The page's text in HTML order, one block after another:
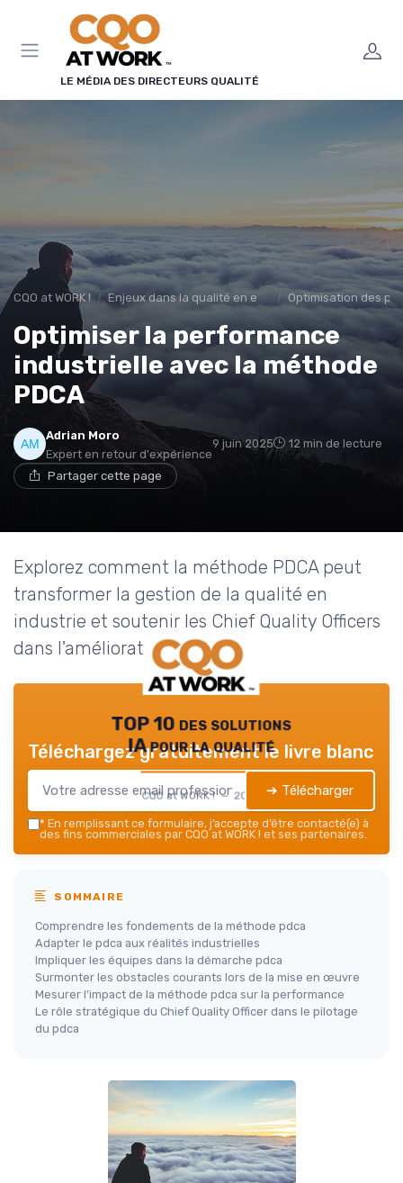
LE MÉDIA DES DIRECTEURS QUALITÉ
CQO at WORK ! Enjeux dans la qualité en entreprise Optimisation des
Optimiser la performance
industrielle avec la méthode
PDCA
Adrian Moro
Expert en retour d'expérience
9 juin 2025 12 min de lecture
Partager cette page
Explorez comment la méthode PDCA peut
transformer la gestion de la qualité en
industrie et soutenir les Chief Quality Officers
dans l'amélioration continue.
TOP 10 des solutions
IA pour la qualité
CQO at WORK ! — 2026
Téléchargez gratuitement le livre blanc
➔ Télécharger
* En remplissant ce formulaire, j’accepte d’être contacté(e) à
des fins commerciales par CQO at WORK ! et ses partenaires.
SOMMAIRE
Comprendre les fondements de la méthode pdca
Adapter le pdca aux réalités industrielles
Impliquer les équipes dans la démarche pdca
Surmonter les obstacles courants lors de la mise en œuvre
Mesurer l’impact de la méthode pdca sur la performance
Le rôle stratégique du Chief Quality Officer dans le pilotage
du pdca
Panneau de gestion des cookies